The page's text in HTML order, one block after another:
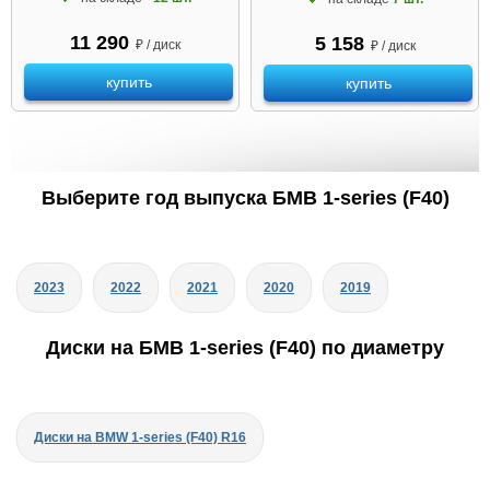
11 290 ₽ / диск
купить
5 158 ₽ / диск
купить
Выберите год выпуска БМВ 1-series (F40)
2023 2022 2021 2020 2019
Диски на БМВ 1-series (F40) по диаметру
Диски на BMW 1-series (F40) R16